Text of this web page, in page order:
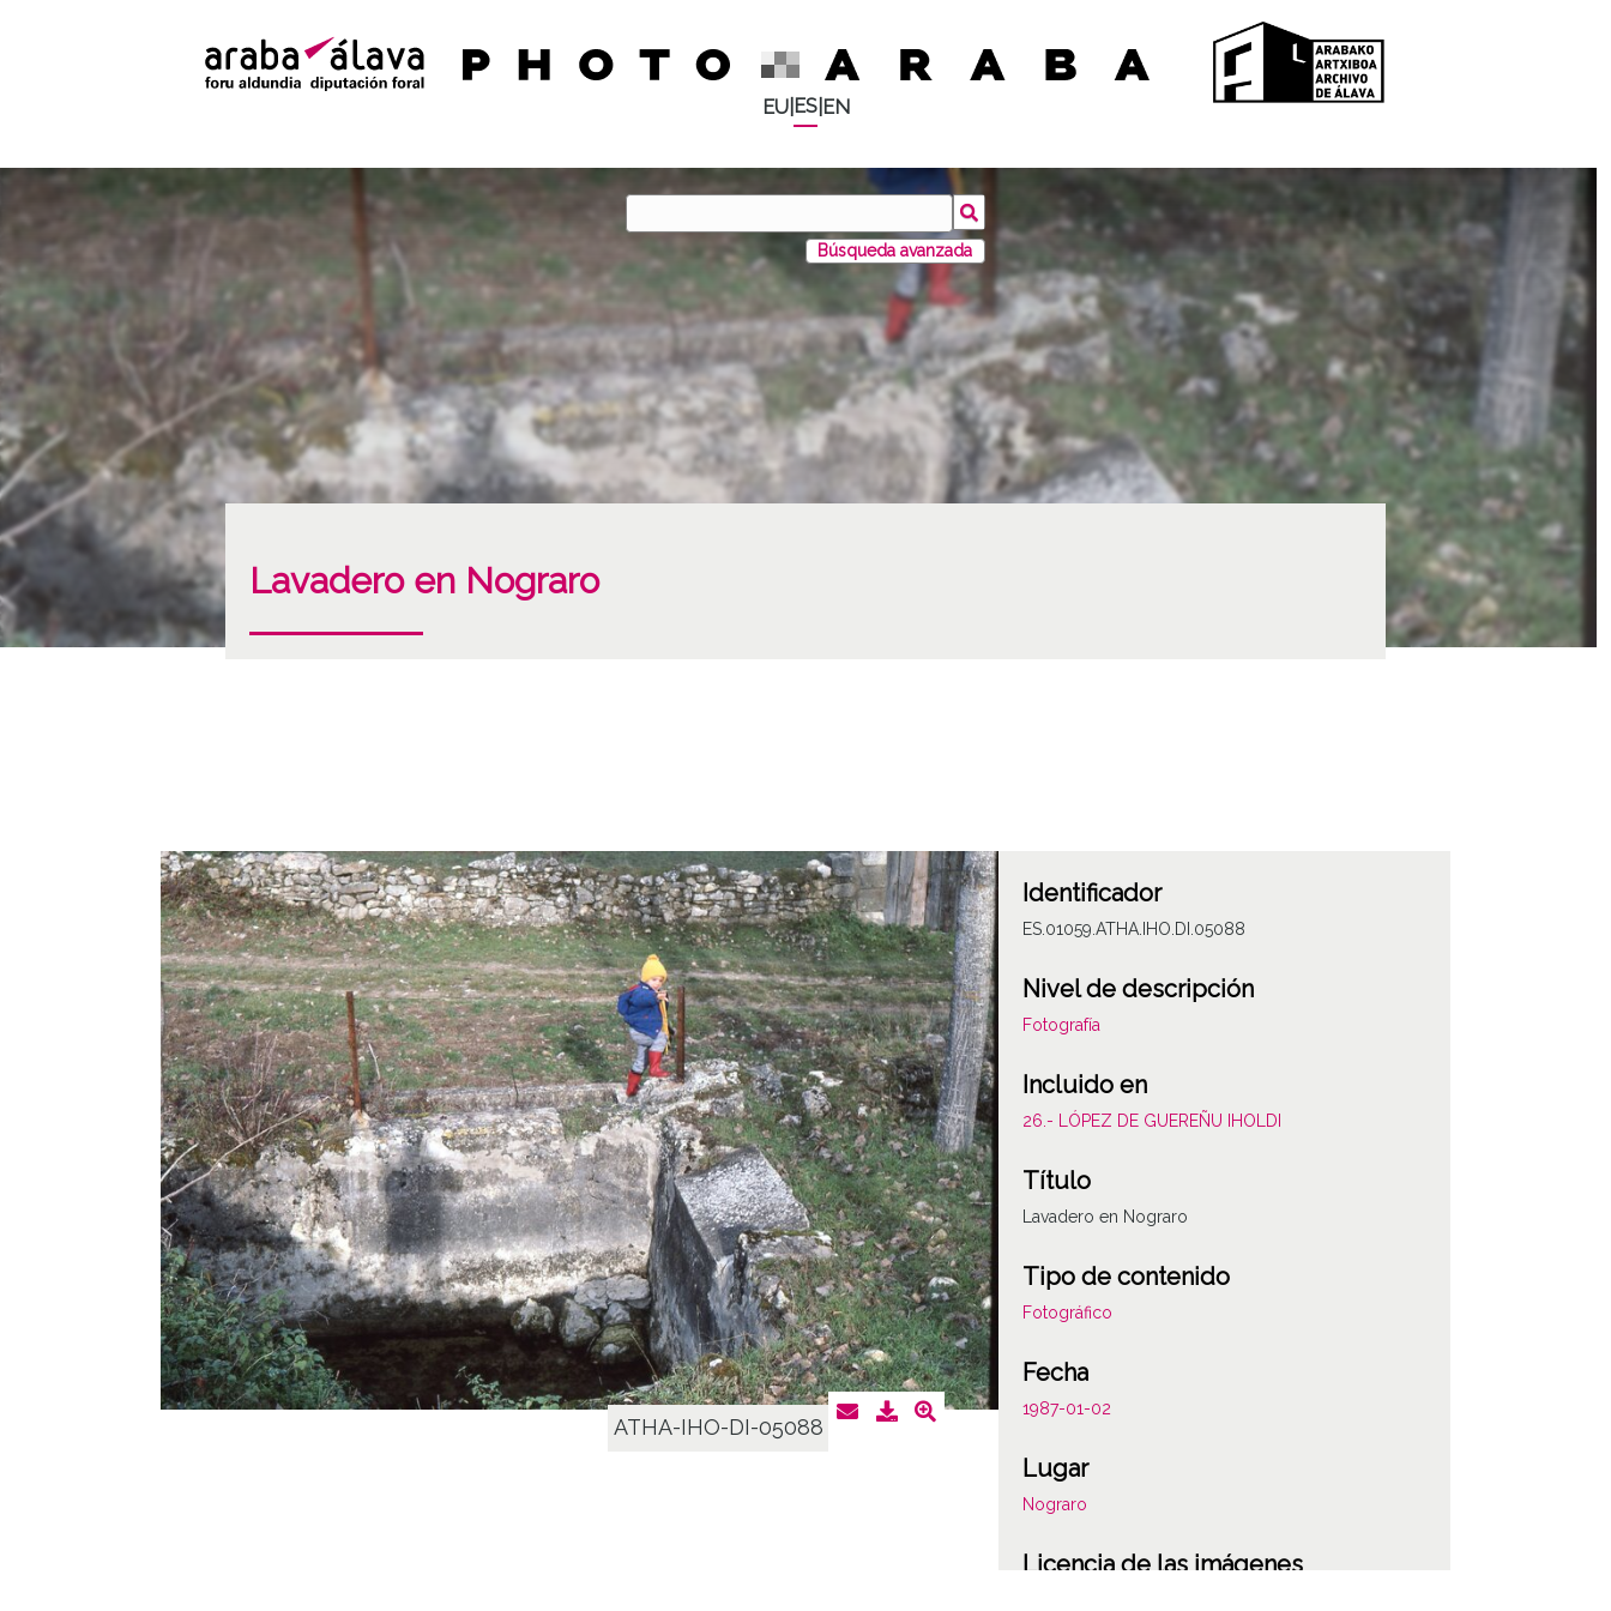
EU| ES| EN
Búsqueda avanzada
Lavadero en Nograro
ATHA-IHO-DI-05088
Identificador
ES.01059.ATHA.IHO.DI.05088
Nivel de descripción
Fotografía
Incluido en
26.- LÓPEZ DE GUEREÑU IHOLDI
Título
Lavadero en Nograro
Tipo de contenido
Fotográfico
Fecha
1987-01-02
Lugar
Nograro
Licencia de las imágenes